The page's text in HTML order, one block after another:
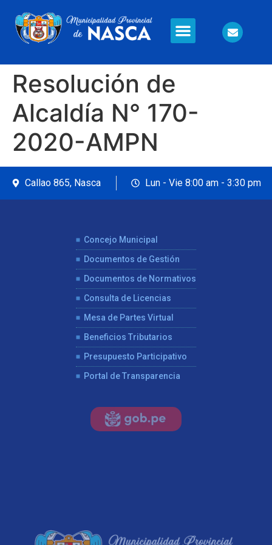
Resolución de
Alcaldía N° 170-
2020-AMPN
Callao 865, Nasca Lun - Vie 8:00 am - 3:30 pm
Concejo Municipal
Documentos de Gestión
Documentos de Normativos
Consulta de Licencias
Mesa de Partes Virtual
Beneficios Tributarios
Presupuesto Participativo
Portal de Transparencia